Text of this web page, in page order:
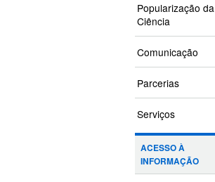
Popularização da
Ciência
Comunicação
Parcerias
Serviços
ACESSO À
INFORMAÇÃO